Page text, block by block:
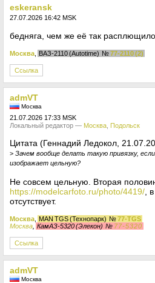
eskeransk
27.07.2026 16:42 MSK
бедняга, чем же её так расплющило
Москва ВАЗ-2110 (Autotime) №77-2110 (2)
Ссылка
admVT
Москва
21.07.2026 17:33 MSK
Локальный редактор — Москва Подольск
Цитата (Геннадий Ледокол,
> Зачем вообще делать такую привязку,
изображает цельную?
Не совсем цельную. Вторая
https://modelcarfoto.ru/photo/4419/ ,
отсутствует.
Москва MAN TGS (Технопарк) №77-TGS
Москва КамАЗ-5320 (Элекон) № 77-5320
Ссылка
admVT
Москва